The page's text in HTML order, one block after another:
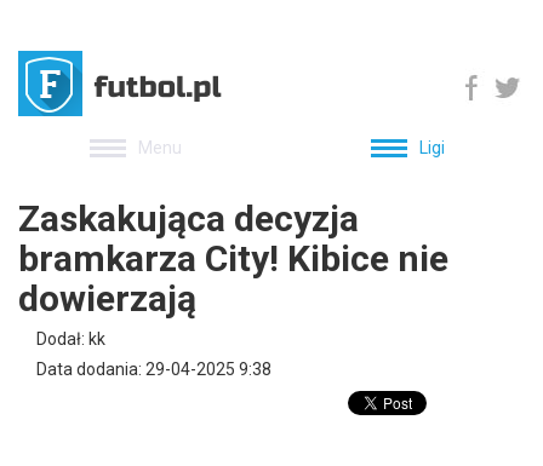
Menu Ligi
Zaskakująca decyzja
bramkarza City! Kibice nie
dowierzają
Dodał: kk
Data dodania: 29-04-2025 9:38